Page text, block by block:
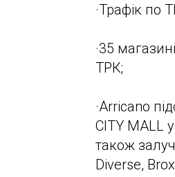
·Трафік по
·35
ТРК;
·Arricano
CITY MALL
також
Diverse,